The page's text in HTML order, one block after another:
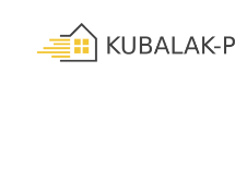
content